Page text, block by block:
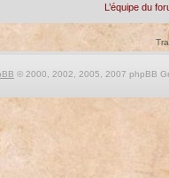
L’équipe du
© 2000, 2002, 2005, 2007 phpBB